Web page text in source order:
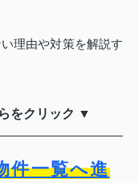
理由や対策を解説す
をクリック ▼
件一覧へ進